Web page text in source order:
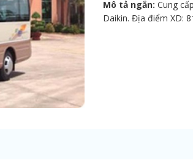
Mô tả ngắn: Cung
Daikin. Địa điểm XD: